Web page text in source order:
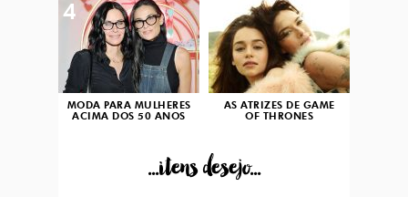
MODA PARA MULHERES
ACIMA DOS 50 ANOS
4
AS ATRIZES DE GAME
OF THRONES
...itens desejo...